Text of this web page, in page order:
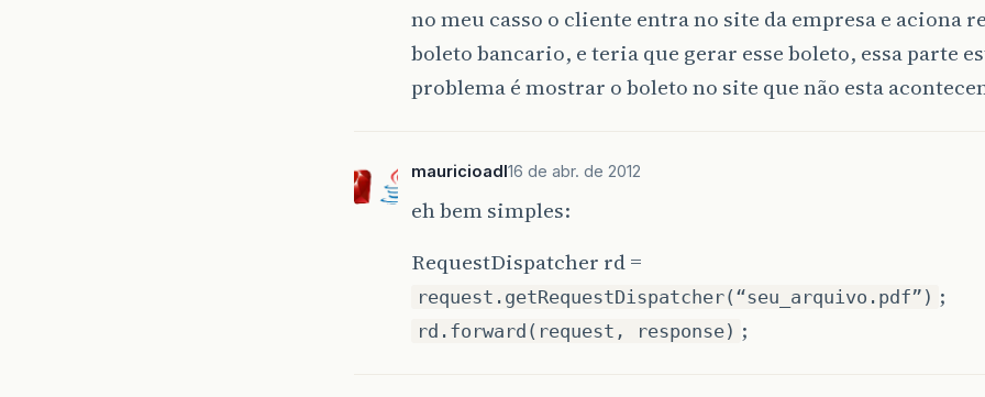
no meu casso o cliente entra no site da empresa e aciona
boleto bancario, e teria que gerar esse boleto, essa parte
problema é mostrar o boleto no site que não esta
mauricioadl16 de abr. de 2012
eh bem simples:
RequestDispatcher rd =
request.getRequestDispatcher(“seu_arquivo.pdf”) ;
rd.forward(request, response) ;